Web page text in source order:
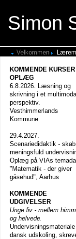
Simon
Velkommen
KOMMENDE
OPLÆG
6.8.2026. Læsning og
skrivning i et
perspektiv.
Vesthimmerlands
Kommune
29.4.2027.
Scenariedidaktik - skab
meningsfuld
Oplæg på VIAs
"Matematik - der giver
gåsehud", Aarhus
KOMMENDE
UDGIVELSER
Unge liv - mellem
og helvede.
Undervisningsmateriale
dansk udskoling,